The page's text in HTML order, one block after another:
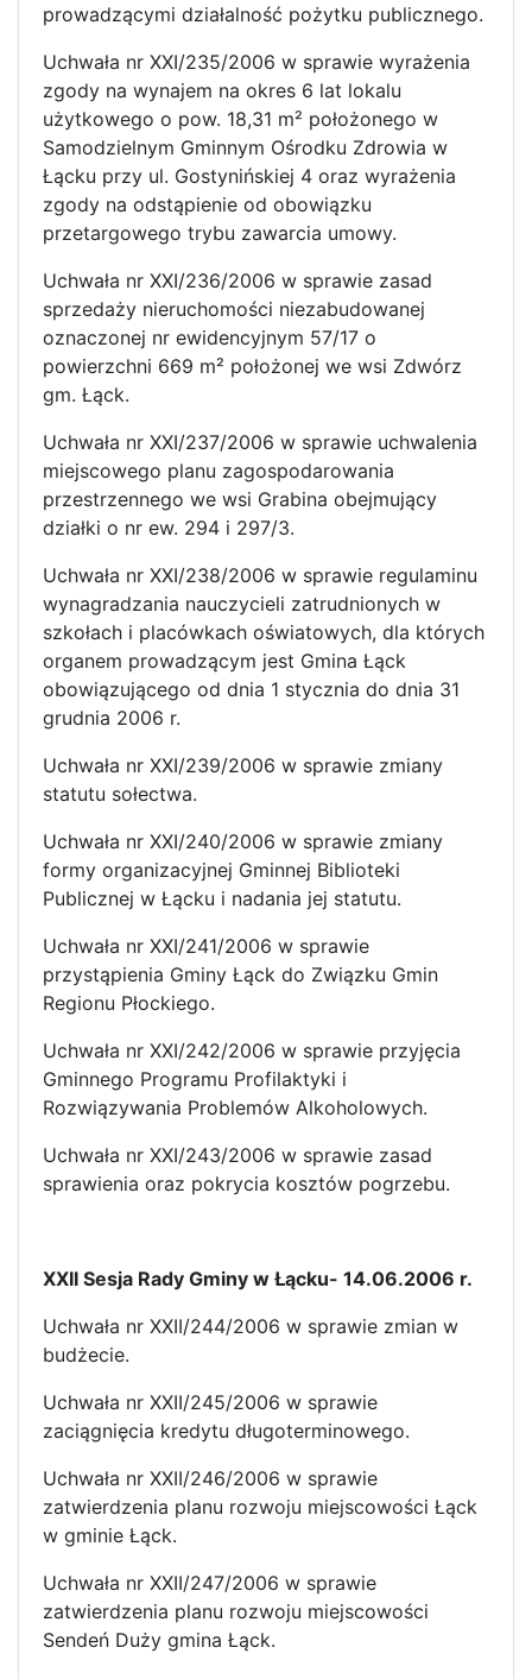
prowadzącymi działalność pożytku publicznego.
Uchwała nr XXI/235/2006 w sprawie wyrażenia
zgody na wynajem na okres 6 lat lokalu
użytkowego o pow. 18,31 m² położonego w
Samodzielnym Gminnym Ośrodku Zdrowia w
Łącku przy ul. Gostynińskiej 4 oraz wyrażenia
zgody na odstąpienie od obowiązku
przetargowego trybu zawarcia umowy.
Uchwała nr XXI/236/2006 w sprawie zasad
sprzedaży nieruchomości niezabudowanej
oznaczonej nr ewidencyjnym 57/17 o
powierzchni 669 m² położonej we wsi Zdwórz
gm. Łąck.
Uchwała nr XXI/237/2006 w sprawie uchwalenia
miejscowego planu zagospodarowania
przestrzennego we wsi Grabina obejmujący
działki o nr ew. 294 i 297/3.
Uchwała nr XXI/238/2006 w sprawie regulaminu
wynagradzania nauczycieli zatrudnionych w
szkołach i placówkach oświatowych, dla których
organem prowadzącym jest Gmina Łąck
obowiązującego od dnia 1 stycznia do dnia 31
grudnia 2006 r.
Uchwała nr XXI/239/2006 w sprawie zmiany
statutu sołectwa.
Uchwała nr XXI/240/2006 w sprawie zmiany
formy organizacyjnej Gminnej Biblioteki
Publicznej w Łącku i nadania jej statutu.
Uchwała nr XXI/241/2006 w sprawie
przystąpienia Gminy Łąck do Związku Gmin
Regionu Płockiego.
Uchwała nr XXI/242/2006 w sprawie przyjęcia
Gminnego Programu Profilaktyki i
Rozwiązywania Problemów Alkoholowych.
Uchwała nr XXI/243/2006 w sprawie zasad
sprawienia oraz pokrycia kosztów pogrzebu.
XXII Sesja Rady Gminy w Łącku- 14.06.2006 r.
Uchwała nr XXII/244/2006 w sprawie zmian w
budżecie.
Uchwała nr XXII/245/2006 w sprawie
zaciągnięcia kredytu długoterminowego.
Uchwała nr XXII/246/2006 w sprawie
zatwierdzenia planu rozwoju miejscowości Łąck
w gminie Łąck.
Uchwała nr XXII/247/2006 w sprawie
zatwierdzenia planu rozwoju miejscowości
Sendeń Duży gmina Łąck.